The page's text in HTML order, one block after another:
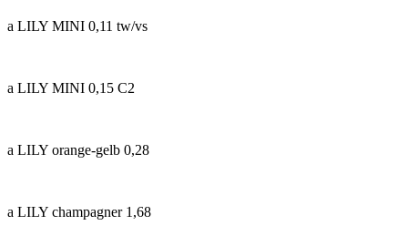
a LILY MINI 0,11 tw/vs
a LILY MINI 0,15 C2
a LILY orange-gelb 0,28
a LILY champagner 1,68